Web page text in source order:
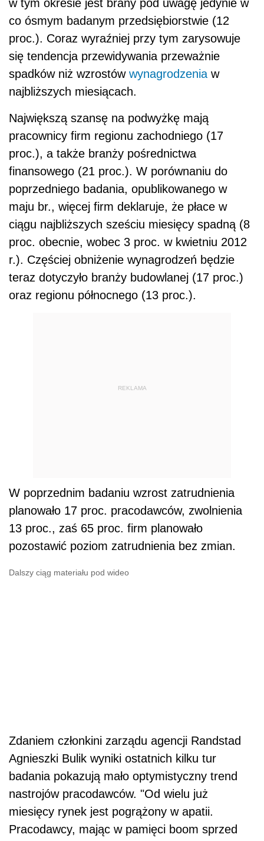
w tym okresie jest brany pod uwagę jedynie w
co ósmym badanym przedsiębiorstwie (12
proc.). Coraz wyraźniej przy tym zarysowuje
się tendencja przewidywania przeważnie
spadków niż wzrostów wynagrodzenia w
najbliższych miesiącach.
Największą szansę na podwyżkę mają
pracownicy firm regionu zachodniego (17
proc.), a także branży pośrednictwa
finansowego (21 proc.). W porównaniu do
poprzedniego badania, opublikowanego w
maju br., więcej firm deklaruje, że płace w
ciągu najbliższych sześciu miesięcy spadną (8
proc. obecnie, wobec 3 proc. w kwietniu 2012
r.). Częściej obniżenie wynagrodzeń będzie
teraz dotyczyło branży budowlanej (17 proc.)
oraz regionu północnego (13 proc.).
REKLAMA
W poprzednim badaniu wzrost zatrudnienia
planowało 17 proc. pracodawców, zwolnienia
13 proc., zaś 65 proc. firm planowało
pozostawić poziom zatrudnienia bez zmian.
Dalszy ciąg materiału pod wideo
Zdaniem członkini zarządu agencji Randstad
Agnieszki Bulik wyniki ostatnich kilku tur
badania pokazują mało optymistyczny trend
nastrojów pracodawców. "Od wielu już
miesięcy rynek jest pogrążony w apatii.
Pracodawcy, mając w pamięci boom sprzed